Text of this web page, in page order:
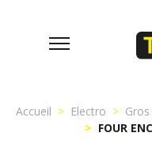
Accueil Electro
FOUR